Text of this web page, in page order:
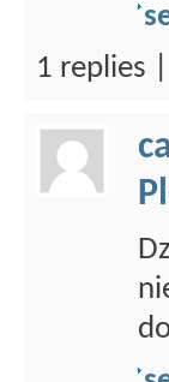
1 replies